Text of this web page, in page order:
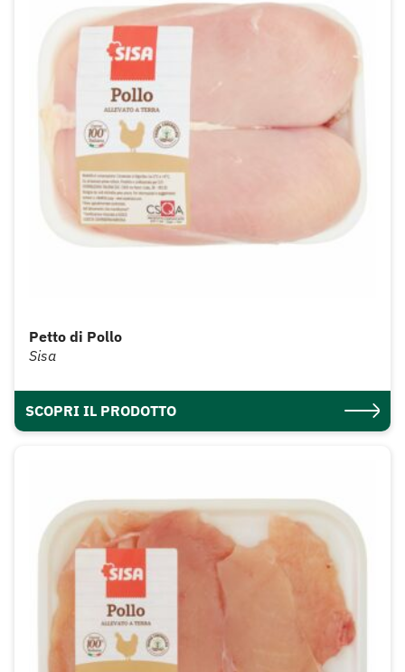
Petto di Pollo
Sisa
SCOPRI IL PRODOTTO